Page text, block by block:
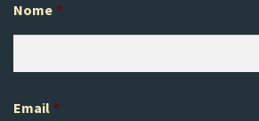
Nome *
Email *